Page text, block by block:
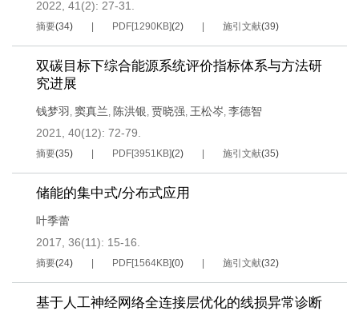
2022, 41(2): 27-31.
摘要(34) PDF[1290KB](2) 施引文献(39)
双碳目标下综合能源系统评价指标体系与方法研
究进展
钱梦羽 窦真兰 陈洪银 贾晓强 王松岑 李德智
2021, 40(12): 72-79.
摘要(35) PDF[3951KB](2) 施引文献(35)
储能的集中式/分布式应用
叶季蕾
2017, 36(11): 15-16.
摘要(24) PDF[1564KB](0) 施引文献(32)
基于人工神经网络全连接层优化的线损异常诊断